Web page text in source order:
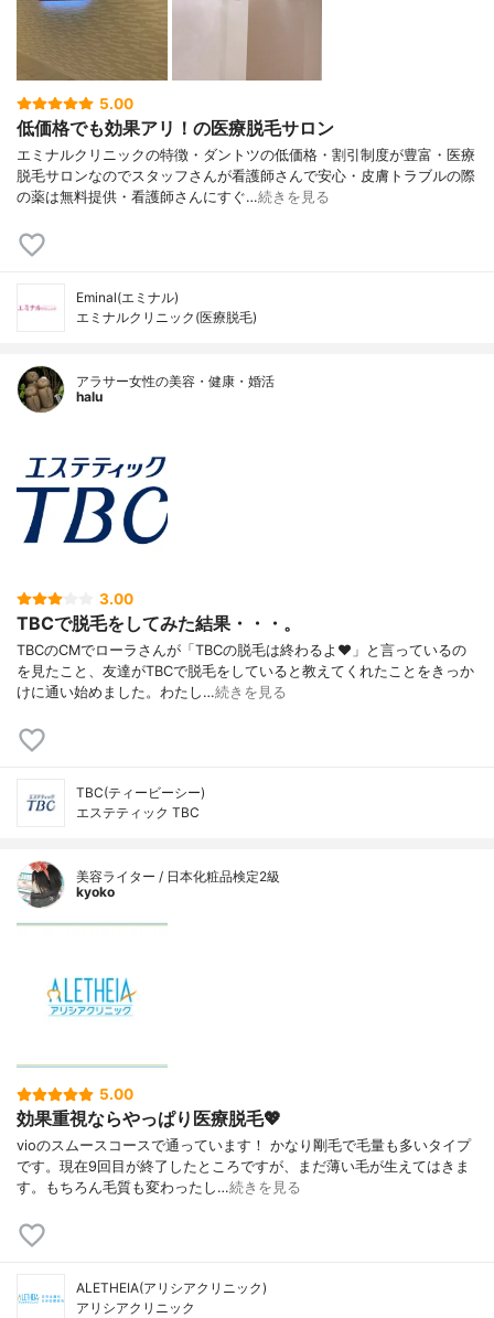
5.00
低価格でも効果アリ！の医療脱毛サロン
エミナルクリニックの特徴・ダントツの低価格・割引制度が豊富・医療
脱毛サロンなのでスタッフさんが看護師さんで安心・皮膚トラブルの際
の薬は無料提供・看護師さんにすぐ…続きを見る
Eminal(エミナル)
エミナルクリニック(医療脱毛)
アラサー女性の美容・健康・婚活
halu
3.00
TBCで脱毛をしてみた結果・・・。
TBCのCMでローラさんが「TBCの脱毛は終わるよ♥」と言っているの
を見たこと、友達がTBCで脱毛をしていると教えてくれたことをきっか
けに通い始めました。わたし…続きを見る
TBC(ティービーシー)
エステティック TBC
美容ライター / 日本化粧品検定2級
kyoko
5.00
効果重視ならやっぱり医療脱毛💖
vioのスムースコースで通っています！ かなり剛毛で毛量も多いタイプ
です。現在9回目が終了したところですが、まだ薄い毛が生えてはきま
す。もちろん毛質も変わったし…続きを見る
ALETHEIA(アリシアクリニック)
アリシアクリニック